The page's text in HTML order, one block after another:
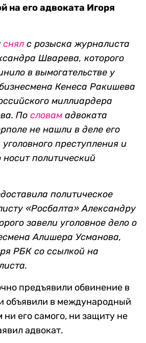
на его адвоката Игоря
снял с розыска журналиста
Шварева, которого
в вымогательстве у
Кенеса Ракишева
миллиардера
По словам адвоката
не нашли в деле его
преступления и
политический
политическое
«Росбалта» Александру
завели уголовное дело о
Алишера Усманова,
РБК со ссылкой на
предъявили обвинение в
объявили в международный
его самого, ни защиту не
адвокат.